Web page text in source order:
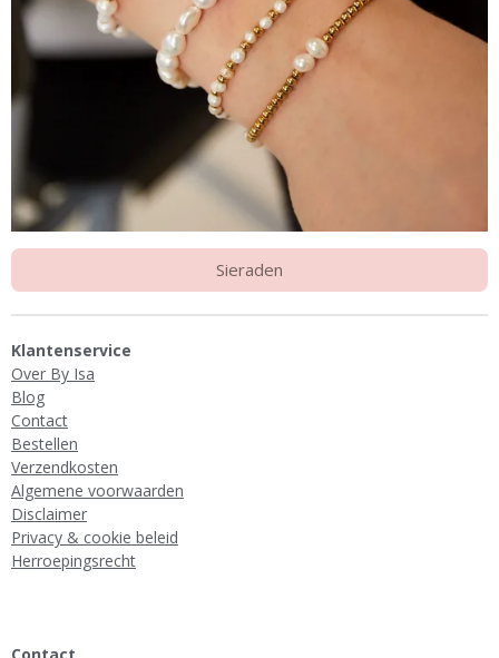
Sieraden
Klantenservice
Over By Isa
Blog
Contact
Bestellen
Verzendkosten
Algemene voorwaarden
Disclaimer
Privacy & cookie beleid
Herroepingsrecht